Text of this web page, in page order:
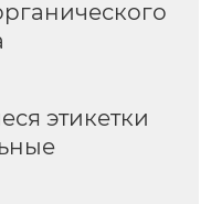
этикетки